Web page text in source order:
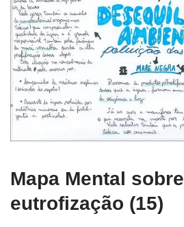
Mapa Mental sobre
eutrofização (15)